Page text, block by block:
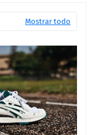
Mostrar todo